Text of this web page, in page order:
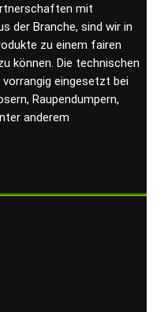
mit
der Branche, sind wir in
zu einem fairen
können. Die technischen
eingesetzt bei
Raupendumpern,
anderem